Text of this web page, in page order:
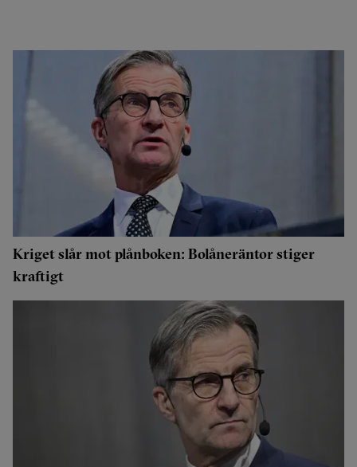
Kriget slår mot plånboken: Bolåneräntor stiger
kraftigt